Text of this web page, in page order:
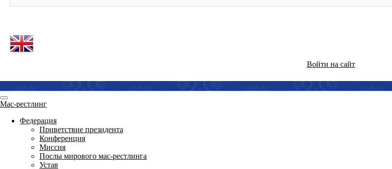
Войти на сайт
Мас-рестлинг
Федерация
Приветствие президента
Конференция
Миссия
Послы мирового мас-рестлинга
Устав